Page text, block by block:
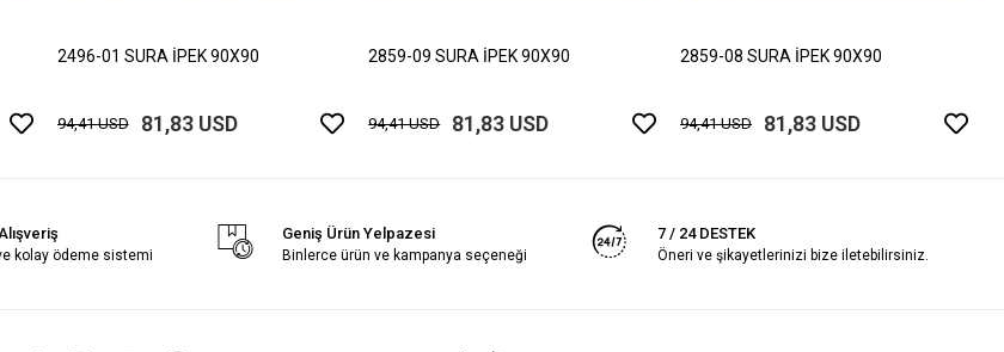
2496-01 SURA İPEK 90X90
94,41 USD 81,83 USD
2859-09 SURA İPEK 90X90
94,41 USD 81,83 USD
2859-08 SURA İPEK 90X90
94,41 USD 81,83 USD
kolay ödeme sistemi
Geniş Ürün Yelpazesi
Binlerce ürün ve kampanya seçeneği
7 / 24 DESTEK
Öneri ve şikayetlerinizi bize iletebilirsiniz.